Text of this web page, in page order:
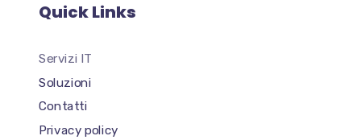
Quick Links
Servizi IT
Soluzioni
Contatti
Privacy policy